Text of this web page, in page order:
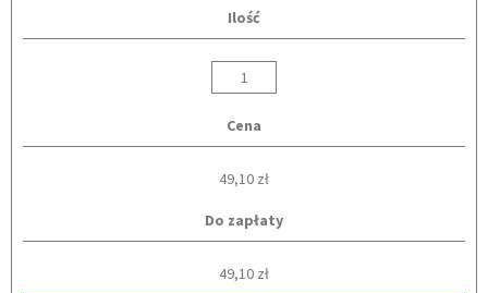
Ilość
Cena
49,10 zł
Do zapłaty
49,10 zł